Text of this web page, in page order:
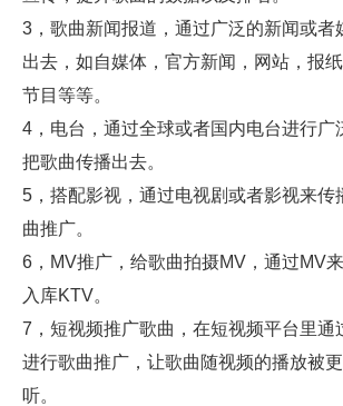
3，歌曲新闻报道，通过广泛的新闻或者
出去，如自媒体，官方新闻，网站，报
节目等等。
4，电台，通过全球或者国内电台进行广
把歌曲传播出去。
5，搭配影视，通过电视剧或者影视来传
曲推广。
6，MV推广，给歌曲拍摄MV，通过MV
入库KTV。
7，短视频推广歌曲，在短视频平台里通
进行歌曲推广，让歌曲随视频的播放被
听。